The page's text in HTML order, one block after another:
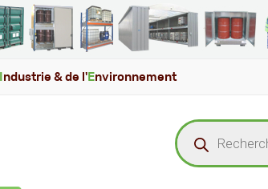
ndustrie & de l' Environnement
Recherche
de
produits